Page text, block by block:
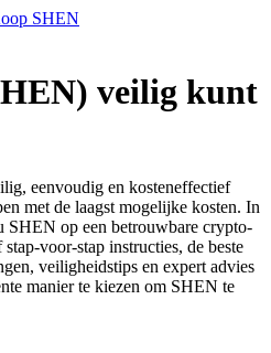
SHEN
veilig kunt
eenvoudig en kosteneffectief
met de laagst mogelijke kosten. In
SHEN op een betrouwbare crypto-
voor-stap instructies, de beste
veiligheidstips en expert advies
manier te kiezen om SHEN te